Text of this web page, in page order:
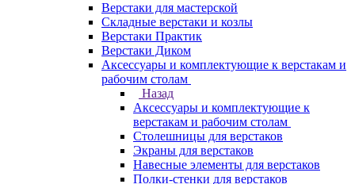
Верстаки для мастерской
Складные верстаки и козлы
Верстаки Практик
Верстаки Диком
Аксессуары и комплектующие к верстакам и
рабочим столам
Назад
Аксессуары и комплектующие к
верстакам и рабочим столам
Столешницы для верстаков
Экраны для верстаков
Навесные элементы для верстаков
Полки-стенки для верстаков